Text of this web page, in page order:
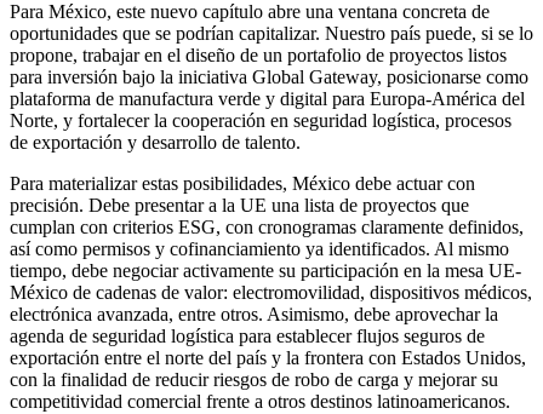
Para México, este nuevo capítulo abre una ventana concreta de
oportunidades que se podrían capitalizar. Nuestro país puede, si se lo
propone, trabajar en el diseño de un portafolio de proyectos listos
para inversión bajo la iniciativa Global Gateway, posicionarse como
plataforma de manufactura verde y digital para Europa-América del
Norte, y fortalecer la cooperación en seguridad logística, procesos
de exportación y desarrollo de talento.
Para materializar estas posibilidades, México debe actuar con
precisión. Debe presentar a la UE una lista de proyectos que
cumplan con criterios ESG, con cronogramas claramente definidos,
así como permisos y cofinanciamiento ya identificados. Al mismo
tiempo, debe negociar activamente su participación en la mesa UE-
México de cadenas de valor: electromovilidad, dispositivos médicos,
electrónica avanzada, entre otros. Asimismo, debe aprovechar la
agenda de seguridad logística para establecer flujos seguros de
exportación entre el norte del país y la frontera con Estados Unidos,
con la finalidad de reducir riesgos de robo de carga y mejorar su
competitividad comercial frente a otros destinos latinoamericanos.